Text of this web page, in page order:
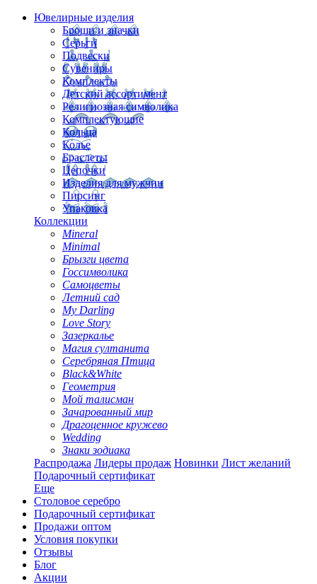
Ювелирные изделия
Броши и значки
Серьги
Подвески
Сувениры
Комплекты
Детский ассортимент
Религиозная символика
Комплектующие
Кольца
Колье
Браслеты
Цепочки
Изделия для мужчин
Пирсинг
Упаковка
Коллекции
Mineral
Minimal
Брызги цвета
Госсимволика
Самоцветы
Летний сад
My Darling
Love Story
Зазеркалье
Магия султанита
Серебряная Птица
Black&White
Геометрия
Мой талисман
Зачарованный мир
Драгоценное кружево
Wedding
Знаки зодиака
Распродажа Лидеры продаж Новинки Лист желаний
Подарочный сертификат
Еще
Столовое серебро
Подарочный сертификат
Продажи оптом
Условия покупки
Отзывы
Блог
Акции